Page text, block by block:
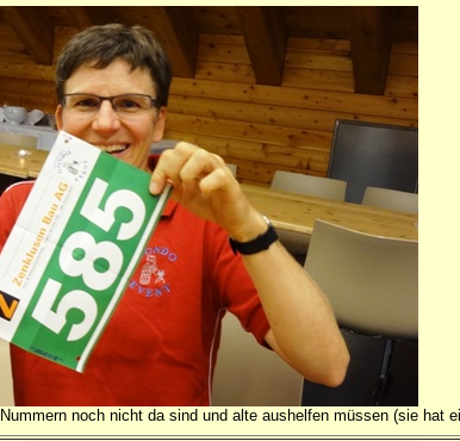
noch nicht da sind und alte aushelfen müssen (sie hat